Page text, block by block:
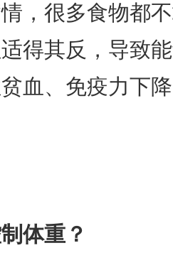
，很多食物都
得其反，导致
血、免疫力下
体重？